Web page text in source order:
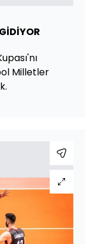
Milletler